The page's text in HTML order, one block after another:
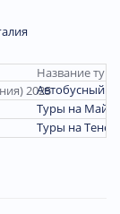
Название тура
Автобусный
Туры на
Туры на